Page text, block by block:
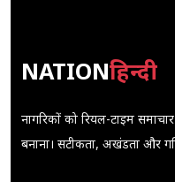
NATIONहिन्दी
नागरिकों को रियल-टाइम
बनाना। सटीकता, अखंडता और